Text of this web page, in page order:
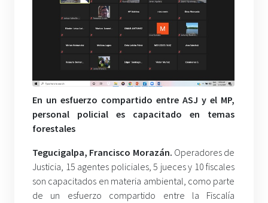
En un esfuerzo compartido entre ASJ y el MP,
personal policial es capacitado en temas
forestales
Tegucigalpa, Francisco Morazán. Operadores de
Justicia, 15 agentes policiales, 5 jueces y 10 fiscales
son capacitados en materia ambiental, como parte
de un esfuerzo compartido entre la Fiscalía